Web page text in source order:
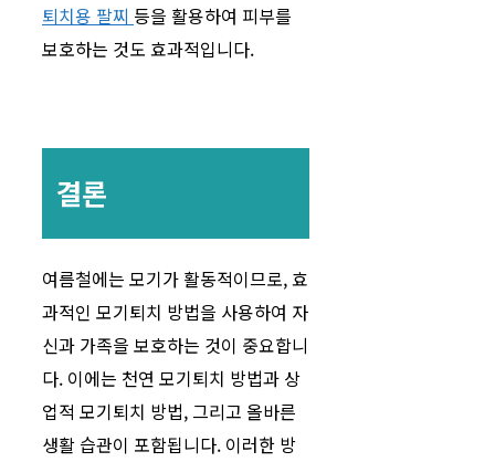
퇴치용 팔찌 등을 활용하여 피부를
보호하는 것도 효과적입니다.
결론
여름철에는 모기가 활동적이므로, 효
과적인 모기퇴치 방법을 사용하여 자
신과 가족을 보호하는 것이 중요합니
다. 이에는 천연 모기퇴치 방법과 상
업적 모기퇴치 방법, 그리고 올바른
생활 습관이 포함됩니다. 이러한 방